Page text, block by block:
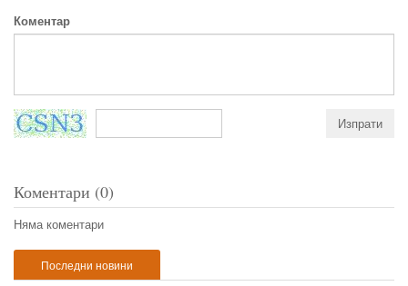
Коментар
Коментари (0)
Няма коментари
Последни новини